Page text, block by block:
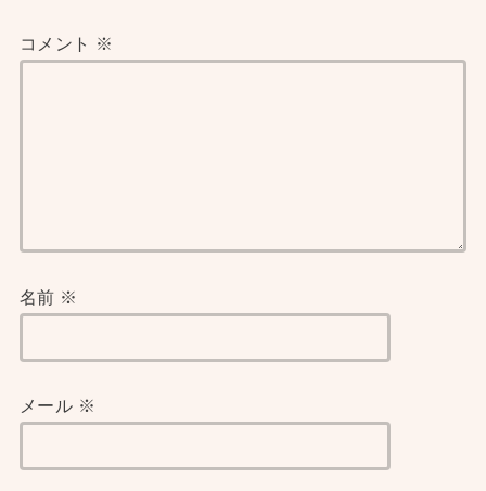
コメント ※
名前 ※
メール ※